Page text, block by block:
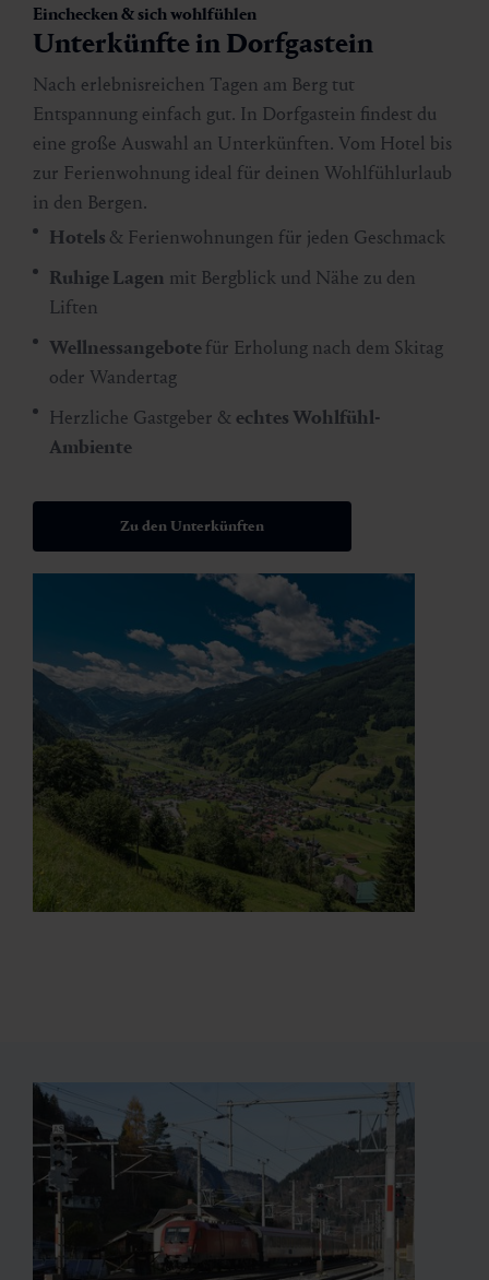
Einchecken & sich wohlfühlen
Unterkünfte in Dorfgastein
Nach erlebnisreichen Tagen am Berg tut
Entspannung einfach gut. In Dorfgastein findest du
eine große Auswahl an Unterkünften. Vom Hotel bis
zur Ferienwohnung ideal für deinen Wohlfühlurlaub
in den Bergen.
Hotels & Ferienwohnungen für jeden Geschmack
Ruhige Lagen mit Bergblick und Nähe zu den
Liften
Wellnessangebotefür Erholung nach dem Skitag
oder Wandertag
Herzliche Gastgeber & echtes Wohlfühl-
Ambiente
Zu den Unterkünften